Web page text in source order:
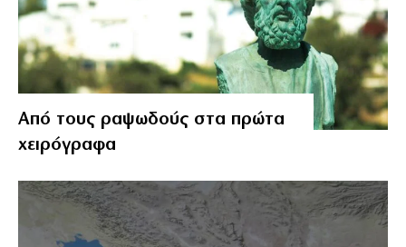
Από τους ραψωδούς στα πρώτα
χειρόγραφα